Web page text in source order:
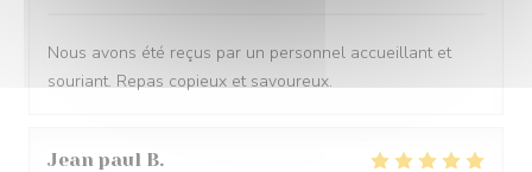
Nous avons été reçus par un personnel accueillant et
souriant. Repas copieux et savoureux.
Jean paul B